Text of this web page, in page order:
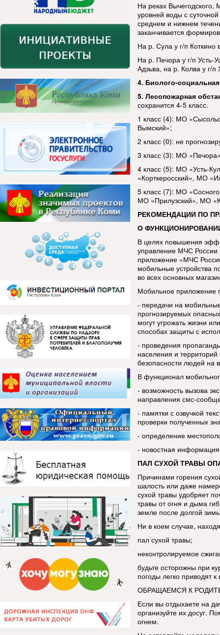
На реках Вычегодского,
уровней воды с
среднем и нижнем
заканчивается
На р. Сула у г/п Коткино
На р. Печора у г/п
Адзьва, на р. Колва у г/
4. Биолого-
5. Лесопожарная
сохранится 4-5 класс.
1 класс (4): МО
Вымский»;
2 класс (0): не
3 класс (3): МО
4 класс (5): МО «Усть-
«Корткеросский», МО
5 класс (7): МО
МО «Прилузский», МО
РЕКОМЕНДАЦИИ ПО
О
В целях повышения
управление МЧС России
приложение «МЧС
мобильные устройства
во всех основных
Мобильное приложение
- передачи на
прогнозируемых
могут угрожать жизни
способах защиты с
- проведения
населения и
безопасности людей на
В функционал
- возможность вызова
направления смс-
- памятки с озвучкой
проверки полученных
- определение
- новостная
ПАЛ СУХОЙ ТРАВЫ
Причинами горения
шалость или даже
сухой травы удобряет
травы от огня и дыма
земле после долгой
Ни в коем случае,
пал сухой травы;
неконтролируемое
будьте осторожны при
погоды легко приводят
ОБРАЩАЕМСЯ К
Если вы отдыхаете на
организуйте их досуг.
огнем.